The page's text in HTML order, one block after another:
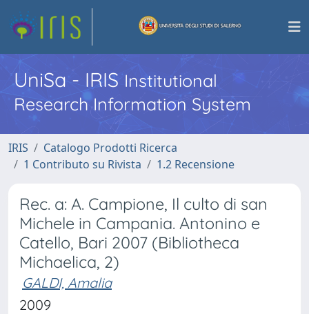
UniSa - IRISInstitutional
Research Information System
IRIS
Catalogo Prodotti Ricerca
1 Contributo su Rivista
1.2 Recensione
Rec. a: A. Campione, Il culto di san
Michele in Campania. Antonino e
Catello, Bari 2007 (Bibliotheca
Michaelica, 2)
GALDI, Amalia
2009